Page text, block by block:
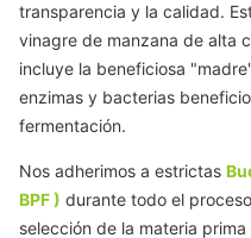
transparencia y la calidad.
vinagre de manzana de alta
incluye la beneficiosa
enzimas y bacterias
fermentación.
Nos adherimos a estrictas
BPF) durante todo el
selección de la materia